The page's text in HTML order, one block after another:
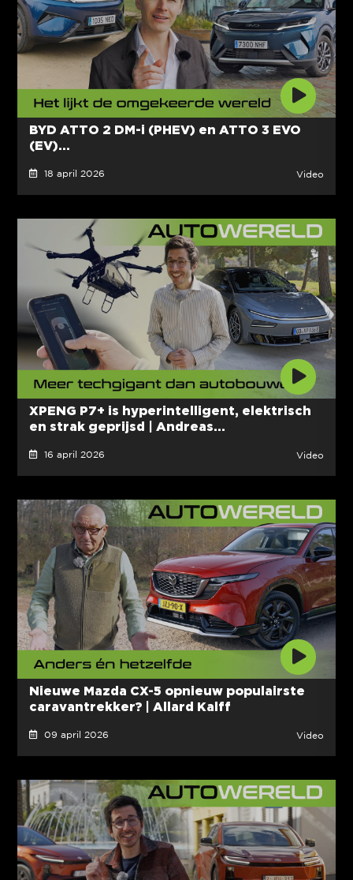
BYD ATTO 2 DM-i (PHEV) en ATTO 3 EVO
(EV)...
18 april 2026 Video
XPENG P7+ is hyperintelligent, elektrisch
en strak geprijsd | Andreas...
16 april 2026 Video
Nieuwe Mazda CX-5 opnieuw populairste
caravantrekker? | Allard Kalff
09 april 2026 Video